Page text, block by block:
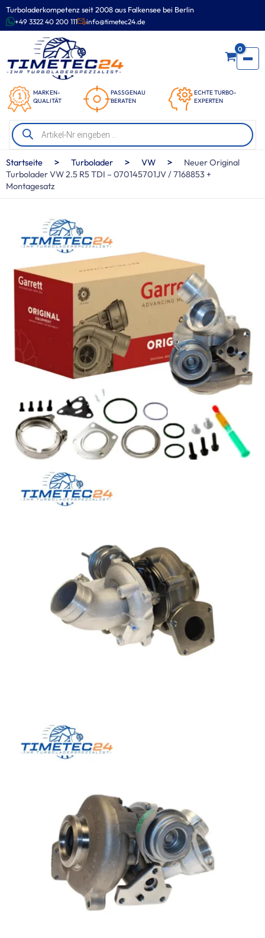
Turboladerkompetenz seit 2008 aus Falkensee bei Berlin
+49 3322 40 200 111 info@timetec24.de
MARKEN-
QUALITÄT
PASSGENAU
BERATEN
ECHTE TURBO-
EXPERTEN
0
Products
search
Zum
Inhalt
springen
Startseite > Turbolader > VW >
Neuer Original
Turbolader VW 2.5 R5 TDI – 070145701JV / 7168853 +
Montagesatz